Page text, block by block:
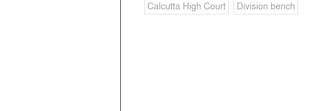
Calcutta High Court
Division bench